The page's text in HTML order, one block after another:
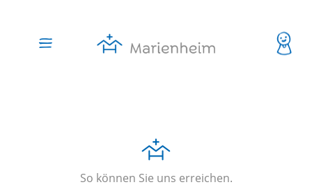
So können Sie uns erreichen.